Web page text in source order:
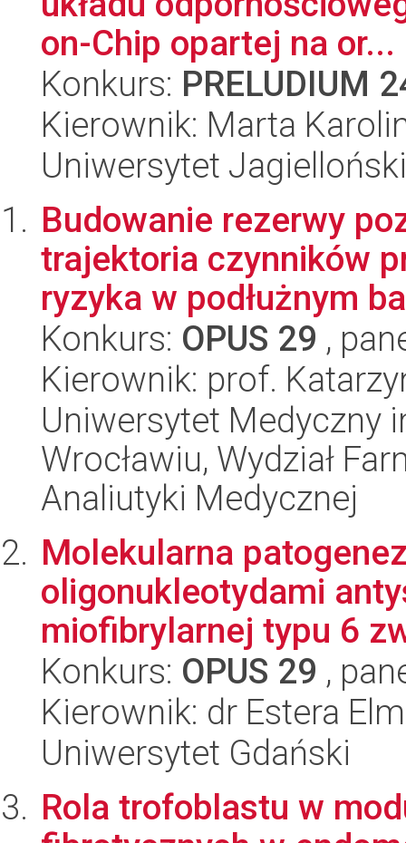
on-Chip opartej na or...
Konkurs: PRELUDIUM
Kierownik: Marta
Uniwersytet Jagielloński
Budowanie rezerwy
trajektoria czynników
ryzyka w podłużnym
Konkurs: OPUS 29 ,
Kierownik: prof.
Uniwersytet Medyczny
Wrocławiu, Wydział
Analiutyki Medycznej
Molekularna
oligonukleotydami
miofibrylarnej typu 6
Konkurs: OPUS 29 ,
Kierownik: dr Estera
Uniwersytet Gdański
Rola trofoblastu w